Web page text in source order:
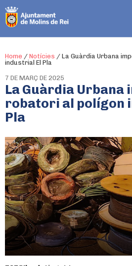
Home / Notícies / La Guàrdia Urbana
industrial El Pla
7 DE MARÇ DE 2025
La Guàrdia Urbana
robatori al polígon
Pla